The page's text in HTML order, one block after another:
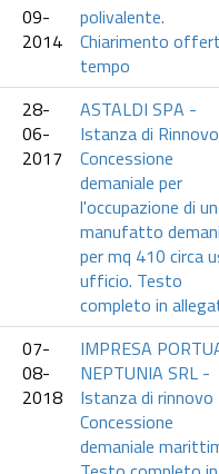
09-
2014
polivalente.
Chiarimento
tempo
28-
06-
2017
ASTALDI SPA -
Istanza di
Concessione
demaniale per
l'occupazione di un
manufatto
per mq 410 circa
ufficio. Testo
completo in
07-
08-
2018
IMPRESA
NEPTUNIA SRL -
Istanza di rinnovo
Concessione
demaniale